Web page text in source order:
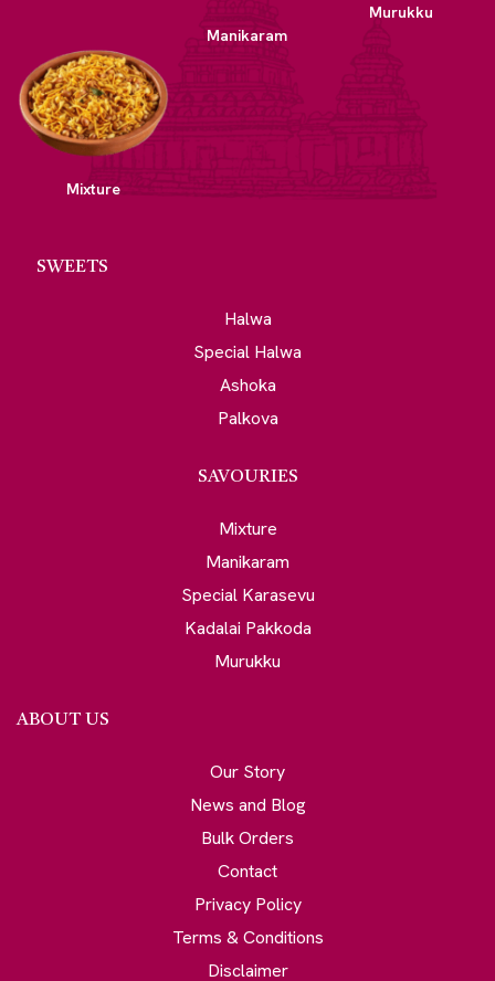
ABOUT US
Our Story
News and Blog
Bulk Orders
Contact
Privacy Policy
Terms & Conditions
Disclaimer
Murukku
Mixture
Manikaram
SWEETS
Halwa
Special Halwa
Ashoka
Palkova
SAVOURIES
Mixture
Manikaram
Special Karasevu
Kadalai Pakkoda
Murukku